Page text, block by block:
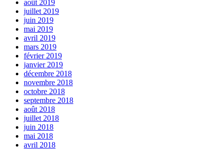
août 2019
juillet 2019
juin 2019
mai 2019
avril 2019
mars 2019
février 2019
janvier 2019
décembre 2018
novembre 2018
octobre 2018
septembre 2018
août 2018
juillet 2018
juin 2018
mai 2018
avril 2018